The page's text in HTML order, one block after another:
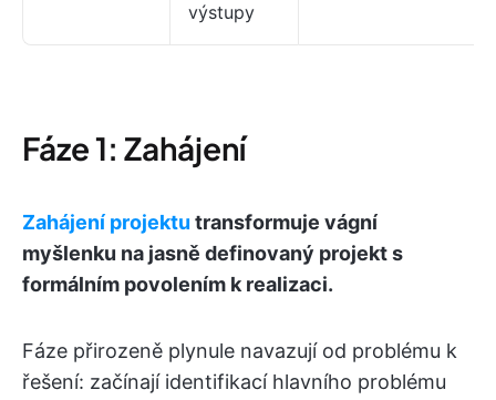
výstupy
Fáze 1: Zahájení
Zahájení projektu transformuje vágní
myšlenku na jasně definovaný projekt s
formálním povolením k realizaci.
Fáze přirozeně plynule navazují od problému k
řešení: začínají identifikací hlavního problému